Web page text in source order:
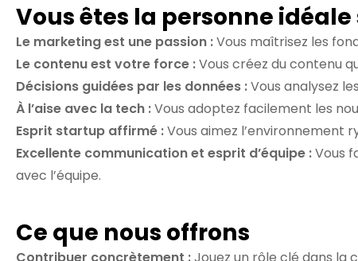
Vous êtes la personne idéale
Le marketing est une passion :Vous maîtrisez les
Le contenu est votre force :Vous créez du contenu
Décisions guidées par les données :Vous analysez
À l’aise avec la tech :Vous adoptez facilement les
Esprit startup affirmé :Vous aimez l’environnement
Excellente communication et esprit d’équipe :Vous
avec l’équipe.
Ce que nous offrons